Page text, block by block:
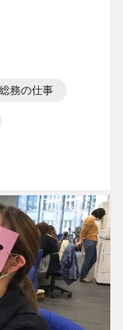
務の仕事